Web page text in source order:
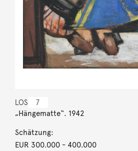
LOS 7
„Hängematte“. 1942
Schätzung:
EUR 300.000- 400.000